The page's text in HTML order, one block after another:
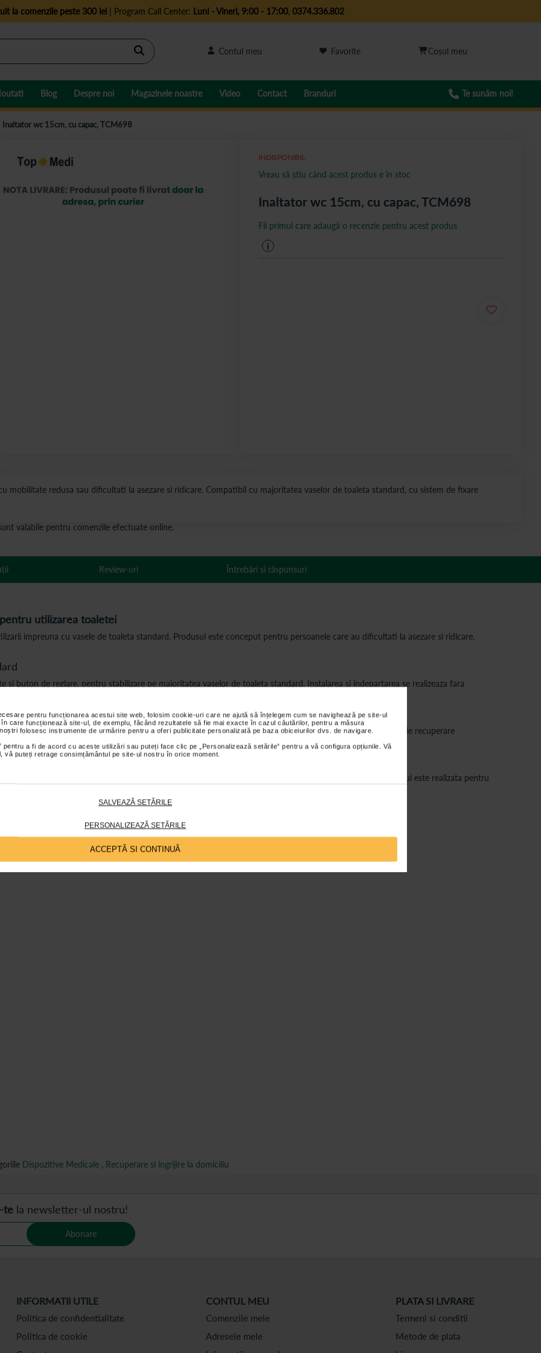
pentru funcționarea acestui site web, folosim cookie-uri care ne ajută să înțelegem cum se navighează pe site-ul
care funcționează site-ul, de exemplu, făcând rezultatele să fie mai exacte în cazul căutărilor, pentru a măsura
folosesc instrumente de urmărire pentru a oferi publicitate personalizată pe baza obiceiurilor dvs. de navigare.
pentru a fi de acord cu aceste utilizări sau puteți face clic pe „Personalizează setările” pentru a vă configura opțiunile. Vă
puteți retrage consimțământul pe site-ul nostru în orice moment.
SALVEAZĂ SETĂRILE
PERSONALIZEAZĂ SETĂRILE
ACCEPTĂ SI CONTINUĂ
la comenzile peste 300 lei| Program Call Center: Luni - Vineri, 9:00 - 17:00, 0374.336.802
Cautare Contul meu Favorite
Blog Despre noi Magazinele noastre Video Contact Branduri Te sunăm noi!
Inaltator wc 15cm, cu capac, TCM698
mobilitate redusa sau dificultati la asezare si ridicare. Compatibil cu majoritatea vaselor de toaleta standard, cu sistem de fixare
Inaltator wc 15cm, cu capac, TCM698
INDISPONIBIL
Fii primul care adaugă o recenzie pentru acest produs
i
Vreau să știu când acest produs e în stoc
valabile pentru comenzile efectuate online.
utilizarea toaletei
impreuna cu vasele de toaleta standard. Produsul este conceput pentru persoanele care au dificultati la asezare si ridicare,
buton de reglare, pentru stabilizare pe majoritatea vaselor de toaleta standard. Instalarea si indepartarea se realizeaza fara
si ridicare. Produsul poate fi utilizat de persoane cu mobilitate redusa, afectiuni articulare sau in perioada de recuperare
Capacul inclus contribuie la mentinerea unui aspect similar unui vas WC standard. Structura produsului este realizata pentru
Review-uri Întrebări și răspunsuri
Dispozitive Medicale , Recuperare si ingrijire la domiciliu
te la newsletter-ul nostru!
Abonare
INFORMATII UTILE
Politica de confidentialitate
Politica de cookie
CONTUL MEU
Comenzile mele
Adresele mele
PLATA SI LIVRARE
Termeni si conditii
Metode de plata